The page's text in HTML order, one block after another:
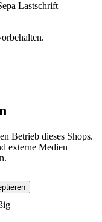
Lastschrift
Betrieb dieses Shops.
externe Medien